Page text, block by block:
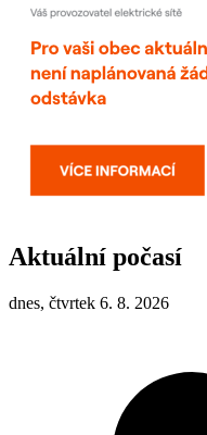
Aktuální počasí
dnes, čtvrtek 6. 8. 2026